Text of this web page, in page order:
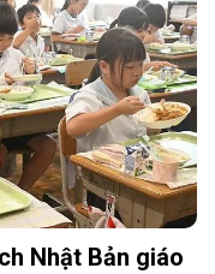
Nhật Bản giáo